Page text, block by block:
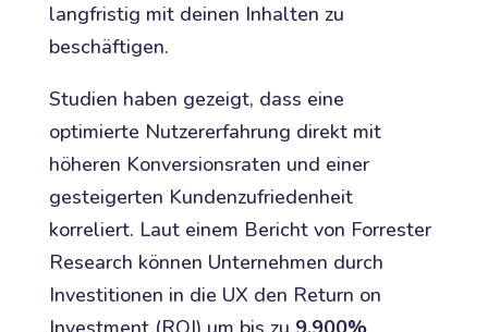
langfristig mit deinen Inhalten zu
beschäftigen.
Studien haben gezeigt, dass eine
optimierte Nutzererfahrung direkt mit
höheren Konversionsraten und einer
gesteigerten Kundenzufriedenheit
korreliert. Laut einem Bericht von Forrester
Research können Unternehmen durch
Investitionen in die UX den Return on